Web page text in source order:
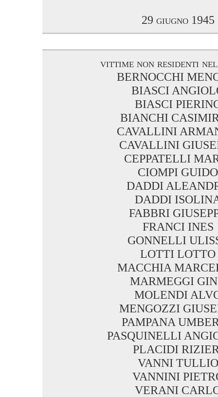
29 giugno 1945
vittime non residenti nel
BERNOCCHI
BIASCI
BIASCI
BIANCHI
CAVALLINI
CAVALLINI
CEPPATELLI
CIOMPI GUIDO
DADDI
DADDI
FABBRI
FRANCI INES
GONNELLI
LOTTI LOTTO
MACCHIA
MARMEGGI
MOLENDI
MENGOZZI
PAMPANA
PASQUINELLI
PLACIDI
VANNI TULLIO
VANNINI
VERANI